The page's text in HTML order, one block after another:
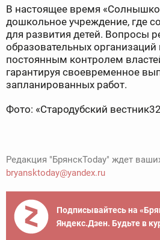
В настоящее время
дошкольное учреждение, где
для развития детей. Вопросы
образовательных организаций
постоянным контролем
гарантируя своевременное
запланированных работ.
Фото: «Стародубский
Редакция "БрянскToday" ждет
bryansktoday@yandex.ru
Подписывайтесь на
Яндекс.Дзен. Будьте в